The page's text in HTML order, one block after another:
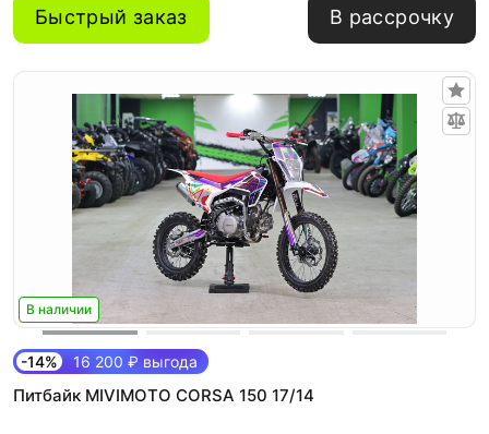
Быстрый заказ В рассрочку
В наличии
-14% 16 200 ₽ выгода
Питбайк MIVIMOTO CORSA 150 17/14